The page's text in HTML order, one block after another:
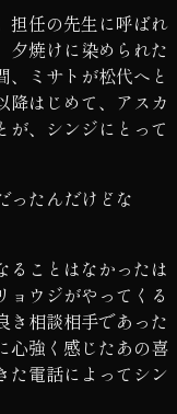
担任の先生に呼ばれ
夕焼けに染められた
ミサトが松代へと
降はじめて、アスカ
が、シンジにとって
ったんだけどな
ることはなかったは
ョウジがやってくる
き相談相手であった
心強く感じたあの喜
た電話によってシン